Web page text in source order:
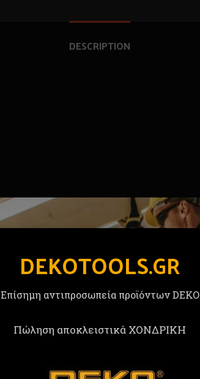
DEKOTOOLS.GR
Επίσημη αντιπροσωπεία προϊόντων DEKO
Πώληση αποκλειστικά ΧΟΝΔΡΙΚΗ
DESCRIPTION